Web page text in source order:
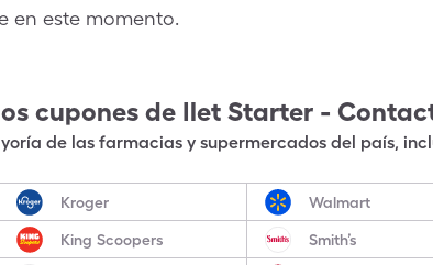
en este momento.
cupones de Ilet Starter -
de las farmacias y supermercados del país,
Kroger Walmart
King Scoopers Smith’s